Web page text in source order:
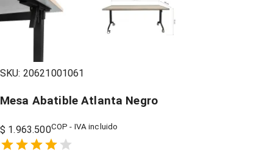
SKU: 20621001061
Mesa Abatible Atlanta Negro
$ 1.963.500COP - IVA incluido